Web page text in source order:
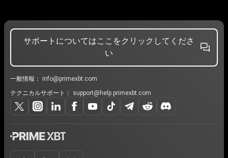
サポートについてはここをクリックしてくださ
い
一般情報：
info@primexbt.com
テクニカルサポート：
support@help.primexbt.com